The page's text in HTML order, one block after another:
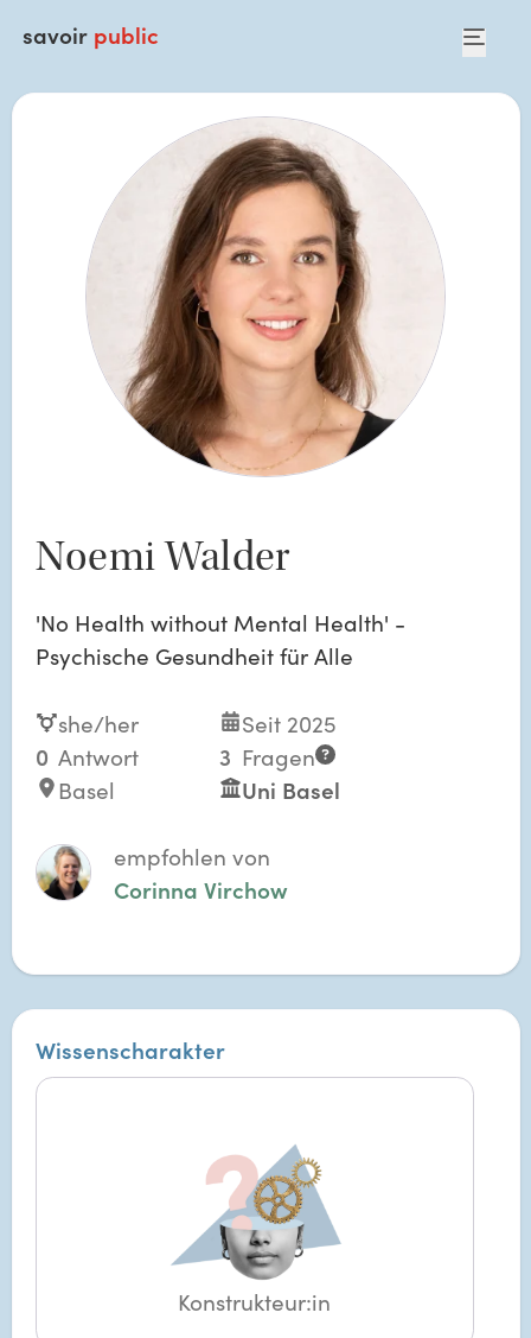
savoir public
Noemi Walder
'No Health without Mental Health' -
Psychische Gesundheit für Alle
she/her
Seit 2025
0 Antwort 3 Fragen
Basel
Uni Basel
empfohlen von
Corinna Virchow
Wissenscharakter
Konstrukteur:in